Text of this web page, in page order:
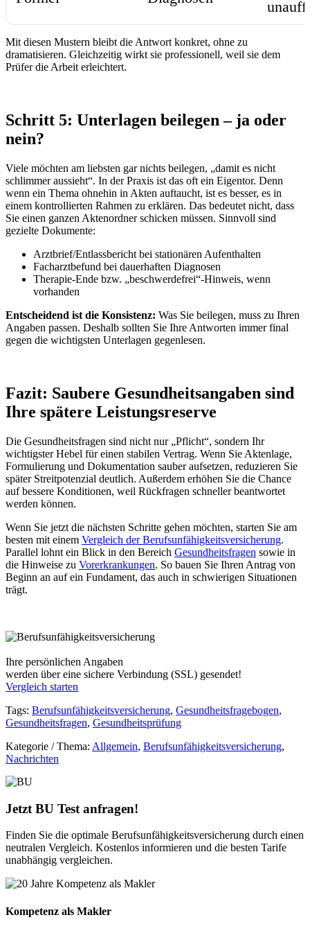
Mit diesen Mustern bleibt die Antwort konkret, ohne zu
dramatisieren. Gleichzeitig wirkt sie professionell, weil sie dem
Prüfer die Arbeit erleichtert.
Schritt 5: Unterlagen beilegen – ja oder
nein?
Viele möchten am liebsten gar nichts beilegen, „damit es nicht
schlimmer aussieht“. In der Praxis ist das oft ein Eigentor. Denn
wenn ein Thema ohnehin in Akten auftaucht, ist es besser, es in
einem kontrollierten Rahmen zu erklären. Das bedeutet nicht, dass
Sie einen ganzen Aktenordner schicken müssen. Sinnvoll sind
gezielte Dokumente:
Arztbrief/Entlassbericht bei stationären Aufenthalten
Facharztbefund bei dauerhaften Diagnosen
Therapie-Ende bzw. „beschwerdefrei“-Hinweis, wenn
vorhanden
Entscheidend ist die Konsistenz: Was Sie beilegen, muss zu Ihren
Angaben passen. Deshalb sollten Sie Ihre Antworten immer final
gegen die wichtigsten Unterlagen gegenlesen.
Fazit: Saubere Gesundheitsangaben sind
Ihre spätere Leistungsreserve
Die Gesundheitsfragen sind nicht nur „Pflicht“, sondern Ihr
wichtigster Hebel für einen stabilen Vertrag. Wenn Sie Aktenlage,
Formulierung und Dokumentation sauber aufsetzen, reduzieren Sie
später Streitpotenzial deutlich. Außerdem erhöhen Sie die Chance
auf bessere Konditionen, weil Rückfragen schneller beantwortet
werden können.
Wenn Sie jetzt die nächsten Schritte gehen möchten, starten Sie am
besten mit einem Vergleich der Berufsunfähigkeitsversicherung.
Parallel lohnt ein Blick in den Bereich Gesundheitsfragen sowie in
die Hinweise zu Vorerkrankungen. So bauen Sie Ihren Antrag von
Beginn an auf ein Fundament, das auch in schwierigen Situationen
trägt.
Ihre persönlichen Angaben
werden über eine sichere Verbindung (SSL) gesendet!
Vergleich starten
Tags: Berufsunfähigkeitsversicherung, Gesundheitsfragebogen,
Gesundheitsfragen, Gesundheitsprüfung
Kategorie / Thema: Allgemein, Berufsunfähigkeitsversicherung,
Nachrichten
Jetzt BU Test anfragen!
Finden Sie die optimale Berufsunfähigkeitsversicherung durch einen
neutralen Vergleich. Kostenlos informieren und die besten Tarife
unabhängig vergleichen.
Kompetenz als Makler